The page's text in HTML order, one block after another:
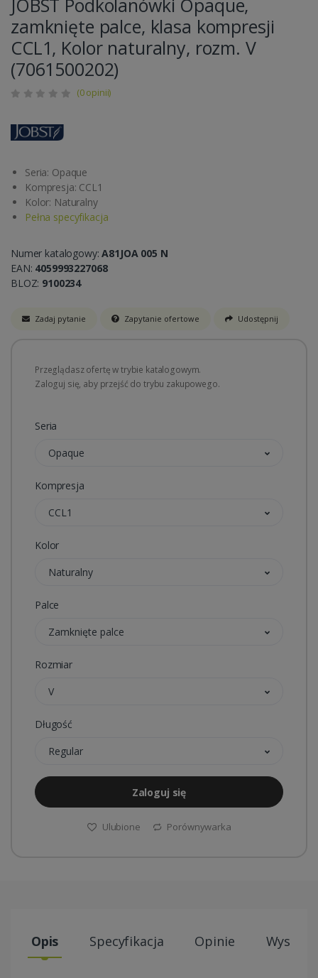
JOBST Podkolanówki Opaque,
zamknięte palce, klasa kompresji
CCL1, Kolor naturalny, rozm. V
(7061500202)
(0 opinii)
Seria: Opaque
Kompresja: CCL1
Kolor: Naturalny
Pełna specyfikacja
Numer katalogowy:A81JOA 005 N
EAN: 4059993227068
BLOZ: 9100234
Zadaj pytanie Zapytanie ofertowe Udostępnij
Przeglądasz ofertę w trybie katalogowym.
Zaloguj się, aby przejść do trybu zakupowego.
Seria
Opaque
Kompresja
CCL1
Kolor
Naturalny
Palce
Zamknięte palce
Rozmiar
V
Długość
Regular
Zaloguj się
Ulubione Porównywarka
Opis Specyfikacja Opinie Wysyłki